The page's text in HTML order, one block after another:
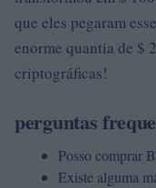
que eles pegaram
enorme quantia de $
criptográficas!
perguntas
Posso comprar
Existe alguma